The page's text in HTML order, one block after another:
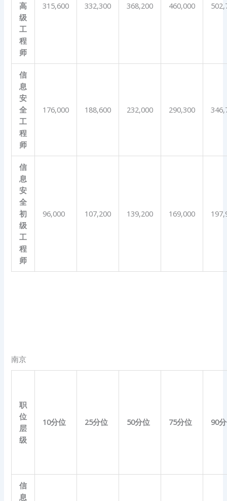
高
级
工
程
师
315,600 332,300 368,200 460,000
信
息
安
全
工
程
师
176,000 188,600 232,000 290,300
信
息
安
全
初
级
工
程
师
96,000 107,200 139,200 169,000
南京
职
位
层
级
10分位 25分位 50分位 75分位 90
信
息